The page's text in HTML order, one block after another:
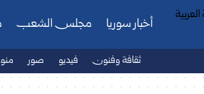
أخبار سوريا مجلس الشعب
ثقافة وفنون فيديو صور